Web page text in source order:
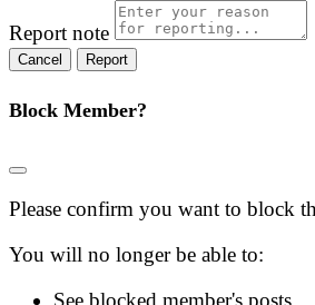
Report note
Report
Block Member?
Please confirm you want to block
You will no longer be able to: